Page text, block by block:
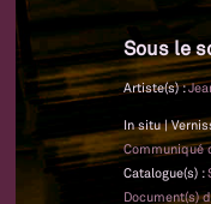
Sous le
Artiste(s) :
In situ |
Communiqué
Catalogue(s) :
Document(s)